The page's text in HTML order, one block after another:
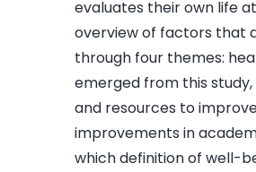
evaluates their own life
overview of factors that
through four themes:
emerged from this study,
and resources to
improvements in
which definition of well-